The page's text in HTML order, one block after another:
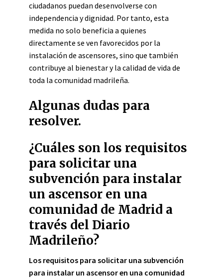
ciudadanos puedan desenvolverse con
independencia y dignidad. Por tanto, esta
medida no solo beneficia a quienes
directamente se ven favorecidos por la
instalación de ascensores, sino que también
contribuye al bienestar y la calidad de vida de
toda la comunidad madrileña.
Algunas dudas para
resolver.
¿Cuáles son los requisitos
para solicitar una
subvención para instalar
un ascensor en una
comunidad de Madrid a
través del Diario
Madrileño?
Los requisitos para solicitar una subvención
para instalar un ascensor en una comunidad